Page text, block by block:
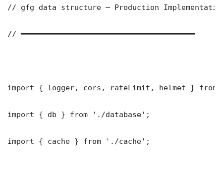
// gfg data structure — Production
// ═══════════════════════════════════════
import { logger, cors, rateLimit, helmet } from
import { db } from './database';
import { cache } from './cache';